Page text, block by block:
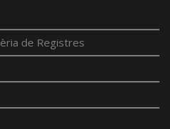
de Registres